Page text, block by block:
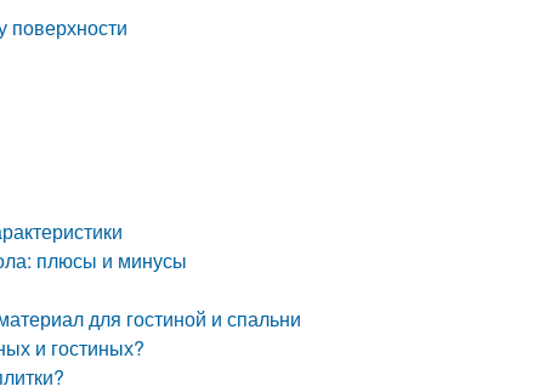
плюсы и минусы
для гостиной и спальни
и гостиных?